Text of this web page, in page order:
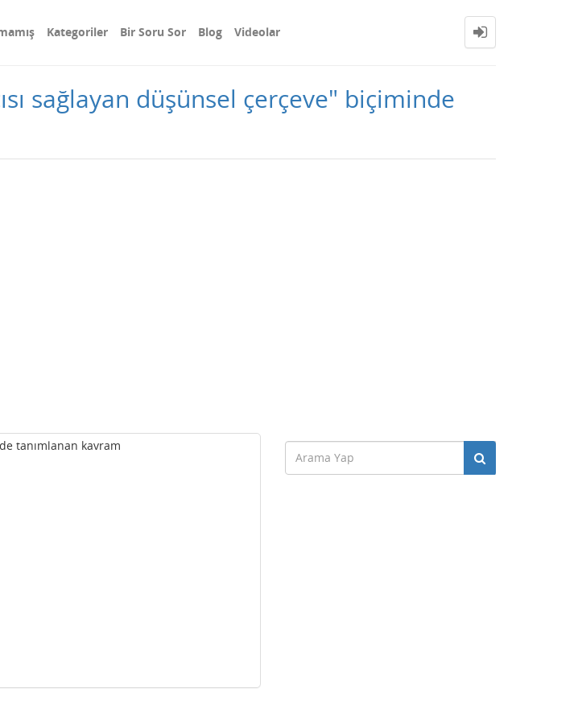
Kategoriler Bir Soru Sor Blog Videolar
sağlayan düşünsel çerçeve" biçiminde
tanımlanan kavram